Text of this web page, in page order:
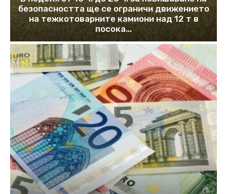
безопасността ще се ограничи движението
на тежкотоварните камиони над 12 т в
посока...